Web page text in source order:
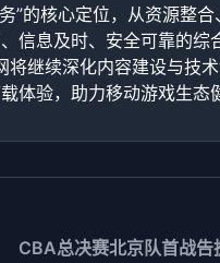
”的核心定位，从资源整
信息及时、安全可靠的综
继续深化内容建设与技
体验，助力移动游戏生态
CBA总决赛北京队首战告